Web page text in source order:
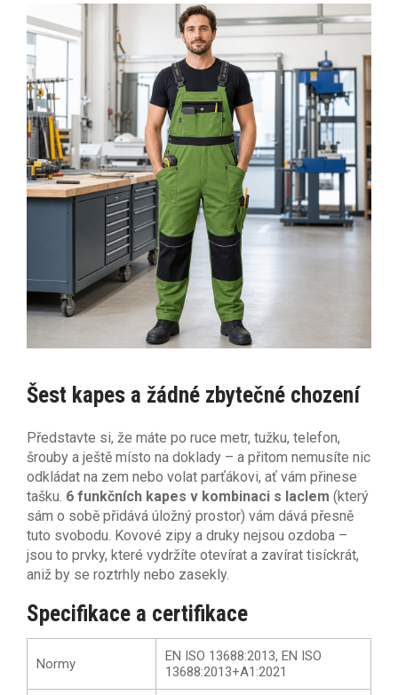
Šest kapes a žádné zbytečné chození
Představte si, že máte po ruce metr, tužku, telefon,
šrouby a ještě místo na doklady – a přitom nemusíte nic
odkládat na zem nebo volat parťákovi, ať vám přinese
tašku. 6 funkčních kapes v kombinaci s laclem (který
sám o sobě přidává úložný prostor) vám dává přesně
tuto svobodu. Kovové zipy a druky nejsou ozdoba –
jsou to prvky, které vydržíte otevírat a zavírat tisíckrát,
aniž by se roztrhly nebo zasekly.
Specifikace a certifikace
Normy
EN ISO 13688:2013, EN ISO
13688:2013+A1:2021